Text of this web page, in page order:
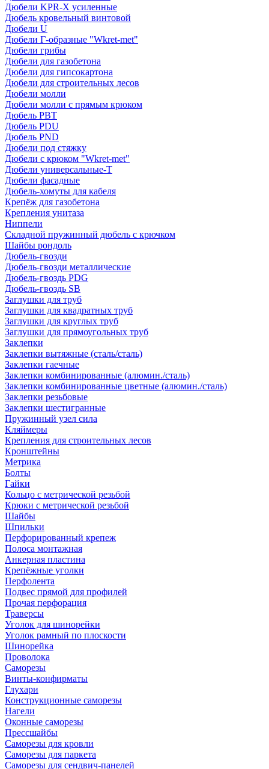
Дюбели KPR-Х усиленные
Дюбель кровельный винтовой
Дюбели U
Дюбели Г-образные "Wkret-met"
Дюбели грибы
Дюбели для газобетона
Дюбели для гипсокартона
Дюбели для строительных лесов
Дюбели молли
Дюбели молли с прямым крюком
Дюбель PBT
Дюбель PDU
Дюбель PND
Дюбели под стяжку
Дюбели с крюком "Wkret-met"
Дюбели универсальные-Т
Дюбели фасадные
Дюбель-хомуты для кабеля
Крепёж для газобетона
Крепления унитаза
Ниппели
Складной пружинный дюбель с крючком
Шайбы рондоль
Дюбель-гвозди
Дюбель-гвозди металлические
Дюбель-гвоздь PDG
Дюбель-гвоздь SB
Заглушки для труб
Заглушки для квадратных труб
Заглушки для круглых труб
Заглушки для прямоугольных труб
Заклепки
Заклепки вытяжные (сталь/сталь)
Заклепки гаечные
Заклепки комбинированные (алюмин./сталь)
Заклепки комбинированные цветные (алюмин./сталь)
Заклепки резьбовые
Заклепки шестигранные
Пружинный узел сила
Кляймеры
Крепления для строительных лесов
Кронштейны
Метрика
Болты
Гайки
Кольцо с метрической резьбой
Крюки с метрической резьбой
Шайбы
Шпильки
Перфорированный крепеж
Полоса монтажная
Анкерная пластина
Крепёжные уголки
Перфолента
Подвес прямой для профилей
Прочая перфорация
Траверсы
Уголок для шинорейки
Уголок рамный по плоскости
Шинорейка
Проволока
Саморезы
Винты-конфирматы
Глухари
Конструкционные саморезы
Нагели
Оконные саморезы
Прессшайбы
Саморезы для кровли
Саморезы для паркета
Саморезы для сендвич-панелей